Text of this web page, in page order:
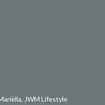
JWM Lifestyle